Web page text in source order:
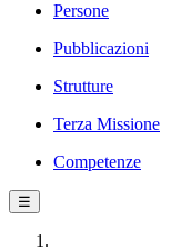
Persone
Pubblicazioni
Strutture
Terza Missione
Competenze
☰